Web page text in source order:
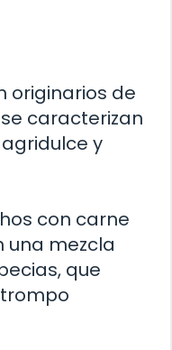
originarios de
caracterizan
y
con carne
una mezcla
que